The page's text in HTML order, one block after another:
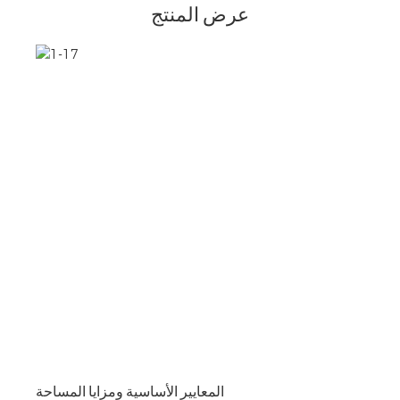
عرض المنتج
المعايير الأساسية ومزايا المساحة